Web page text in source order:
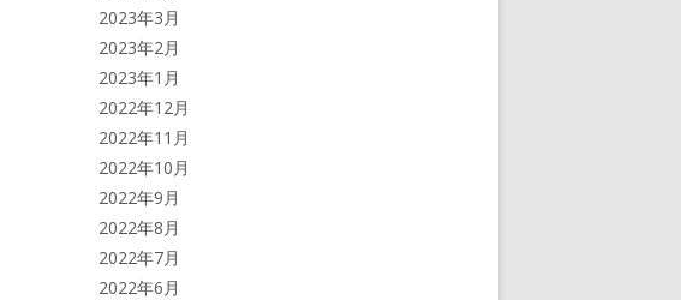
2023年3月
2023年2月
2023年1月
2022年12月
2022年11月
2022年10月
2022年9月
2022年8月
2022年7月
2022年6月